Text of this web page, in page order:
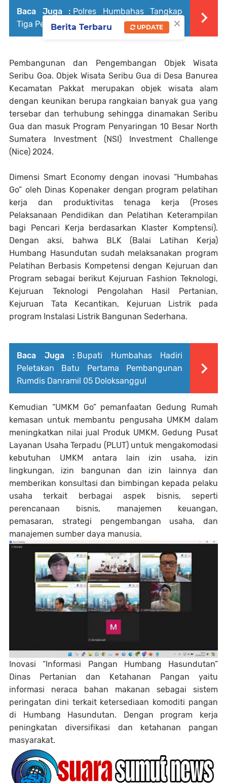
Baca Juga : Polres Humbahas Tangkap
Tiga Pelaku Penyalahgunaan Narkotika
Pembangunan dan Pengembangan Objek Wisata
Seribu Goa. Objek Wisata Seribu Gua di Desa Banurea
Kecamatan Pakkat merupakan objek wisata alam
dengan keunikan berupa rangkaian banyak gua yang
tersebar dan terhubung sehingga dinamakan Seribu
Gua dan masuk Program Penyaringan 10 Besar North
Sumatera Investment (NSI) Investment Challenge
(Nice) 2024.
Dimensi Smart Economy dengan inovasi “Humbahas
Go” oleh Dinas Kopenaker dengan program pelatihan
kerja dan produktivitas tenaga kerja (Proses
Pelaksanaan Pendidikan dan Pelatihan Keterampilan
bagi Pencari Kerja berdasarkan Klaster Komptensi).
Dengan aksi, bahwa BLK (Balai Latihan Kerja)
Humbang Hasundutan sudah melaksanakan program
Pelatihan Berbasis Kompetensi dengan Kejuruan dan
Program sebagai berikut Kejuruan Fashion Teknologi,
Kejuruan Teknologi Pengolahan Hasil Pertanian,
Kejuruan Tata Kecantikan, Kejuruan Listrik pada
program Instalasi Listrik Bangunan Sederhana.
Baca Juga : Bupati Humbahas Hadiri
Peletakan Batu Pertama Pembangunan
Rumdis Danramil 05 Doloksanggul
Kemudian “UMKM Go” pemanfaatan Gedung Rumah
kemasan untuk membantu pengusaha UMKM dalam
meningkatkan nilai jual Produk UMKM. Gedung Pusat
Layanan Usaha Terpadu (PLUT) untuk mengakomodasi
kebutuhan UMKM antara lain izin usaha, izin
lingkungan, izin bangunan dan izin lainnya dan
memberikan konsultasi dan bimbingan kepada pelaku
usaha terkait berbagai aspek bisnis, seperti
perencanaan bisnis, manajemen keuangan,
pemasaran, strategi pengembangan usaha, dan
manajemen sumber daya manusia.
Inovasi “Informasi Pangan Humbang Hasundutan”
Dinas Pertanian dan Ketahanan Pangan yaitu
informasi neraca bahan makanan sebagai sistem
peringatan dini terkait ketersediaan komoditi pangan
di Humbang Hasundutan. Dengan program kerja
peningkatan diversifikasi dan ketahanan pangan
masyarakat.
×
Berita Terbaru UPDATE